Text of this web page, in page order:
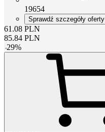
19654
Sprawdź szczegóły oferty
61.08 PLN
85.84 PLN
-29%